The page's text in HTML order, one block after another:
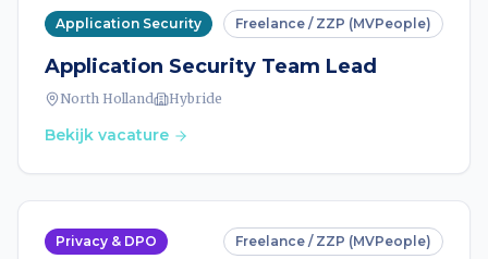
Application Security Freelance / ZZP (MVPeople)
Application Security Team Lead
North Holland Hybride
Bekijk vacature
Privacy & DPO Freelance / ZZP (MVPeople)